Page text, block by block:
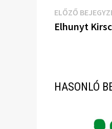
ELŐZŐ
Elhunyt
HASONLÓ